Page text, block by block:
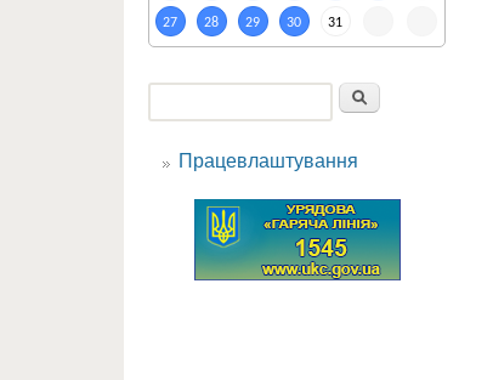
27 28 29 30 31
Пошукова форма
Працевлаштування